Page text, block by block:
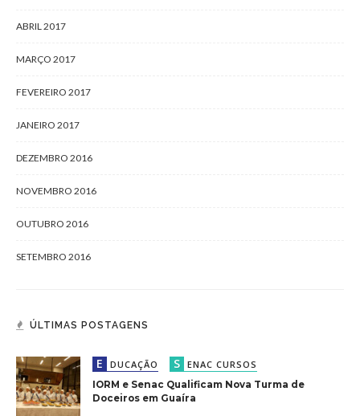
ABRIL 2017
MARÇO 2017
FEVEREIRO 2017
JANEIRO 2017
DEZEMBRO 2016
NOVEMBRO 2016
OUTUBRO 2016
SETEMBRO 2016
ÚLTIMAS POSTAGENS
E DUCAÇÃO S ENAC CURSOS
IORM e Senac Qualificam Nova Turma de
Doceiros em Guaíra